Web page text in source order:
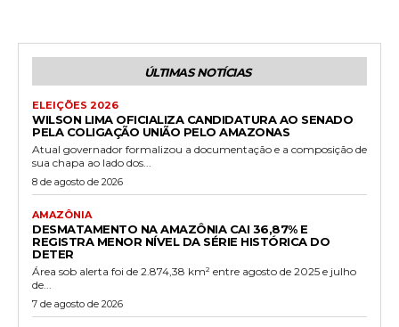
ÚLTIMAS NOTÍCIAS
ELEIÇÕES 2026
WILSON LIMA OFICIALIZA CANDIDATURA AO SENADO
PELA COLIGAÇÃO UNIÃO PELO AMAZONAS
Atual governador formalizou a documentação e a composição de
sua chapa ao lado dos...
8 de agosto de 2026
AMAZÔNIA
DESMATAMENTO NA AMAZÔNIA CAI 36,87% E
REGISTRA MENOR NÍVEL DA SÉRIE HISTÓRICA DO
DETER
Área sob alerta foi de 2.874,38 km² entre agosto de 2025 e julho
de...
7 de agosto de 2026